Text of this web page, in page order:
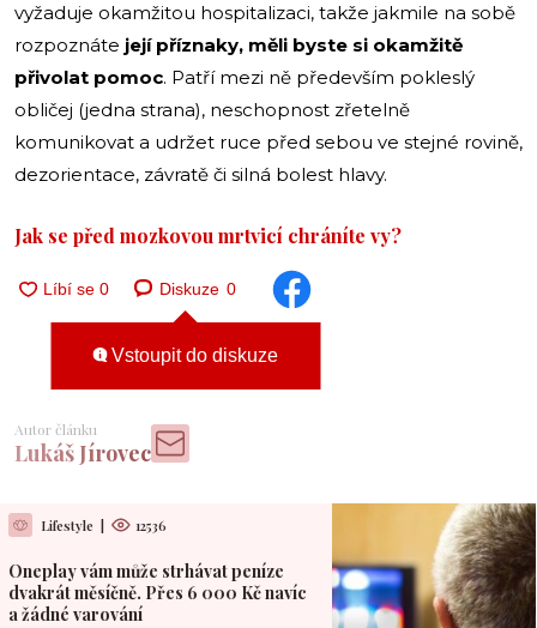
vyžaduje okamžitou hospitalizaci, takže jakmile na sobě
rozpoznáte její příznaky, měli byste si okamžitě
přivolat pomoc. Patří mezi ně především pokleslý
obličej (jedna strana), neschopnost zřetelně
komunikovat a udržet ruce před sebou ve stejné rovině,
dezorientace, závratě či silná bolest hlavy.
Jak se před mozkovou mrtvicí chráníte vy?
Diskuze 0
Vstoupit do diskuze
Autor článku
Lukáš Jírovec
Lifestyle | 12536
Oneplay vám může strhávat peníze
dvakrát měsíčně. Přes 6 000 Kč navíc
a žádné varování